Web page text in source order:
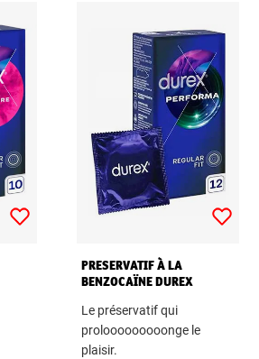
PRESERVATIF À LA
BENZOCAÏNE DUREX
Le préservatif qui
prolooooooooonge le
plaisir.